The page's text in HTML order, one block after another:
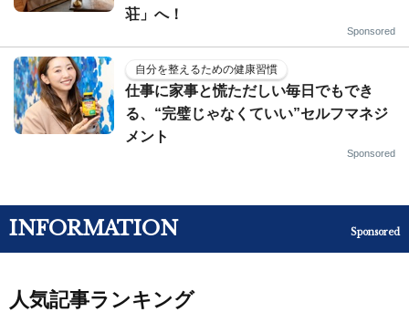
荘」へ！
Sponsored
自分を整えるための健康習慣
仕事に家事と慌ただしい毎日でもでき
る、“完璧じゃなくていい”セルフマネジ
メント
Sponsored
INFORMATION Sponsored
人気記事ランキング